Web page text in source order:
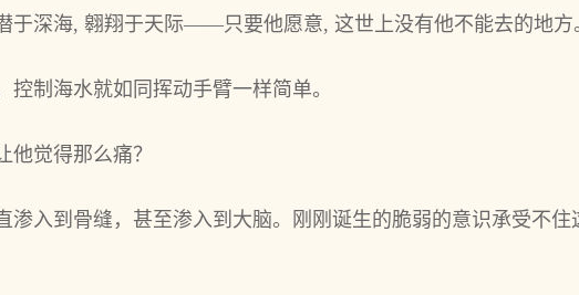
于深海, 翱翔于天际——只要他愿意, 这世上没有他不能去的地方
制海水就如同挥动手臂一样简单。
觉得那么痛？
渗入到骨缝，甚至渗入到大脑。刚刚诞生的脆弱的意识承受不住